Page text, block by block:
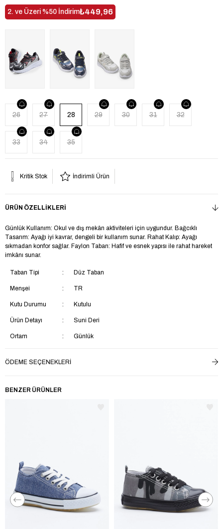
İndirim
2. ve Üzeri %50 İndirim₺449,96
26 27 28 29 30 31 32
33 34 35
Kritik Stok İndirimli Ürün
ÜRÜN ÖZELLIKLERI
Günlük Kullanım: Okul ve dış mekân aktiviteleri için uygundur. Bağcıklı
Tasarım: Ayağı iyi kavrar, dengeli bir kullanım sunar. Rahat Kalıp: Ayağı
sıkmadan konfor sağlar. Faylon Taban: Hafif ve esnek yapısı ile rahat hareket
imkânı sunar.
Taban Tipi Düz Taban
Menşei TR
Kutu Durumu Kutulu
Ürün Detayı Suni Deri
Ortam Günlük
Topuk Tipi
Bağlama Şekli
Materyal Suni Deri
Suni Deri
ÖDEME SEÇENEKLERI
BENZER ÜRÜNLER